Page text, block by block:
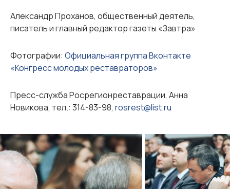
Александр Проханов, общественный деятель,
писатель и главный редактор газеты «Завтра»
Фотографии: Официальная группа Вконтакте
«Конгресс молодых реставраторов»
Пресс-служба Росрегионреставрации, Анна
Новикова, тел.: 314-83-98, rosrest@list.ru